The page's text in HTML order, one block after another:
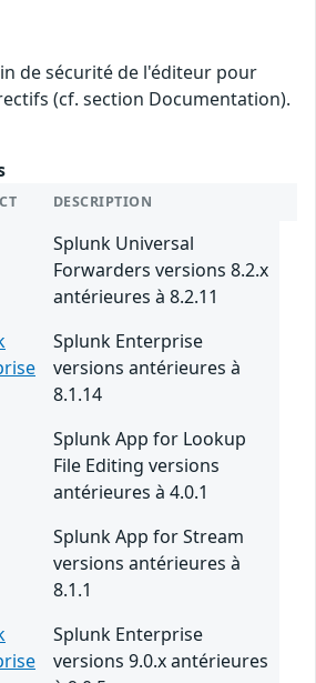
de sécurité de l'éditeur pour
(cf. section Documentation).
DESCRIPTION
Splunk Universal
Forwarders versions 8.2.x
antérieures à 8.2.11
Splunk Enterprise
versions antérieures à
8.1.14
Splunk App for Lookup
File Editing versions
antérieures à 4.0.1
Splunk App for Stream
versions antérieures à
8.1.1
Splunk Enterprise
versions 9.0.x antérieures